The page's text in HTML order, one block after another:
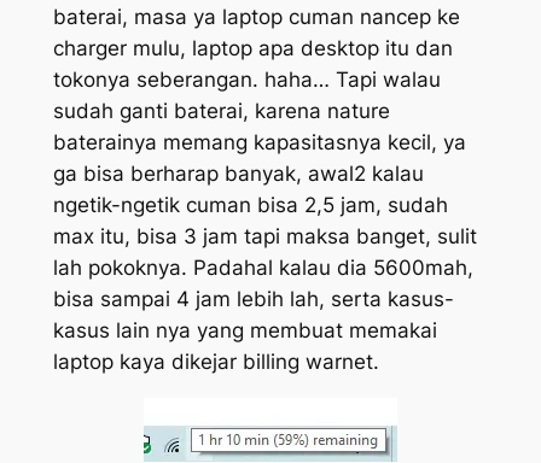
baterai, masa ya laptop cuman nancep ke
charger mulu, laptop apa desktop itu dan
tokonya seberangan. haha… Tapi walau
sudah ganti baterai, karena nature
baterainya memang kapasitasnya kecil, ya
ga bisa berharap banyak, awal2 kalau
ngetik-ngetik cuman bisa 2,5 jam, sudah
max itu, bisa 3 jam tapi maksa banget, sulit
lah pokoknya. Padahal kalau dia 5600mah,
bisa sampai 4 jam lebih lah, serta kasus-
kasus lain nya yang membuat memakai
laptop kaya dikejar billing warnet.